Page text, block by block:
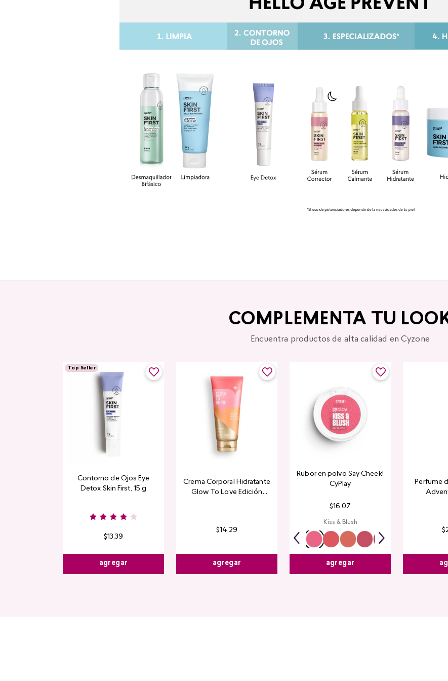
COMPLEMENTA TU
Encuentra productos de alta calidad en Cyzone
Top Seller
Contorno de Ojos Eye
Detox Skin First, 15 g
$13,39
agregar
Crema Corporal Hidratante
Glow To Love Edición
$14,29
agregar
Rubor en polvo Say Cheek!
CyPlay
$16,07
Kiss & Blush
agregar
Perfume
$